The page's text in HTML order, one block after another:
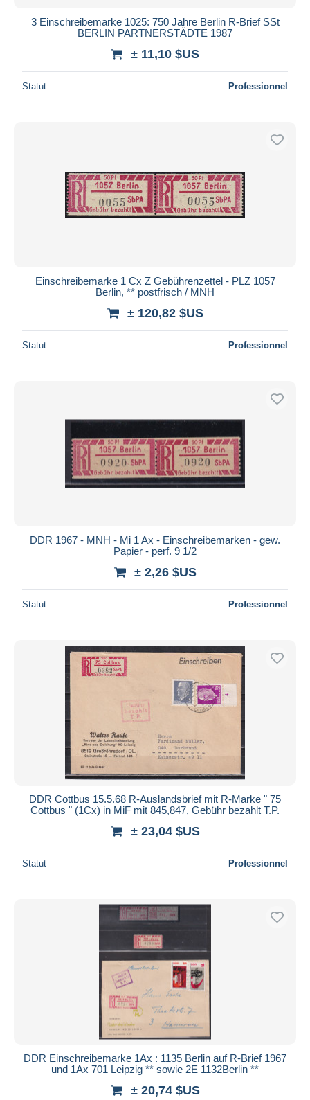
3 Einschreibemarke 1025: 750 Jahre Berlin R-Brief SSt
BERLIN PARTNERSTÄDTE 1987
± 11,10 $US
Statut Professionnel
Einschreibemarke 1 Cx Z Gebührenzettel - PLZ 1057
Berlin, ** postfrisch / MNH
± 120,82 $US
Statut Professionnel
DDR 1967 - MNH - Mi 1 Ax - Einschreibemarken - gew.
Papier - perf. 9 1/2
± 2,26 $US
Statut Professionnel
DDR Cottbus 15.5.68 R-Auslandsbrief mit R-Marke " 75
Cottbus " (1Cx) in MiF mit 845,847, Gebühr bezahlt T.P.
± 23,04 $US
Statut Professionnel
DDR Einschreibemarke 1Ax : 1135 Berlin auf R-Brief 1967
und 1Ax 701 Leipzig ** sowie 2E 1132Berlin **
± 20,74 $US